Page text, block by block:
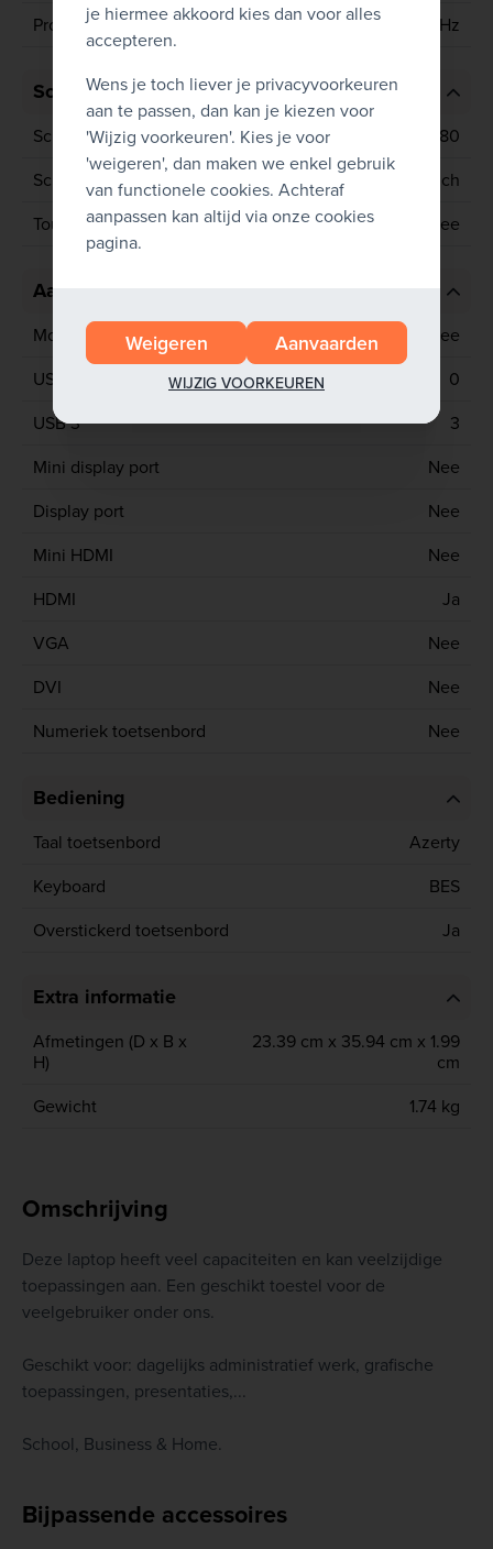
Processor
1135G7 2.4 GHz
Scherm
Schermresolutie
1920x1080
Schermgrootte
15.6 inch
Touchscreen
Nee
Aansluitingen
Mobiel netwerk
Nee
USB 2
0
USB 3
3
Mini display port
Nee
Display port
Nee
Mini HDMI
Nee
HDMI
Ja
VGA
Nee
DVI
Nee
Numeriek toetsenbord
Nee
Bediening
Taal toetsenbord
Azerty
Keyboard
BES
Overstickerd toetsenbord
Ja
Extra informatie
Afmetingen (D x B x
H)
23.39 cm x 35.94 cm x 1.99
cm
Gewicht
1.74 kg
Omschrijving
Deze laptop heeft veel capaciteiten en kan veelzijdige
toepassingen aan. Een geschikt toestel voor de
veelgebruiker onder ons.
Geschikt voor: dagelijks administratief werk, grafische
toepassingen, presentaties,...
School, Business & Home.
Bijpassende accessoires
je hiermee akkoord kies dan voor alles
accepteren.
Wens je toch liever je privacyvoorkeuren
aan te passen, dan kan je kiezen voor
'Wijzig voorkeuren'. Kies je voor
'weigeren', dan maken we enkel gebruik
van functionele cookies. Achteraf
aanpassen kan altijd via onze cookies
pagina.
Weigeren Aanvaarden
WIJZIG VOORKEUREN